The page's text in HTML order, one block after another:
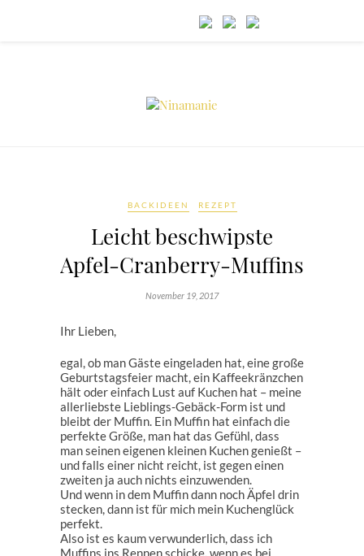
BACKIDEEN REZEPT
Leicht beschwipste
Apfel-Cranberry-Muffins
November 19, 2017
Ihr Lieben,
egal, ob man Gäste eingeladen hat, eine große
Geburtstagsfeier macht, ein Kaffeekränzchen
hält oder einfach Lust auf Kuchen hat – meine
allerliebste Lieblings-Gebäck-Form ist und
bleibt der Muffin. Ein Muffin hat einfach die
perfekte Größe, man hat das Gefühl, dass
man seinen eigenen kleinen Kuchen genießt –
und falls einer nicht reicht, ist gegen einen
zweiten ja auch nichts einzuwenden.
Und wenn in dem Muffin dann noch Äpfel drin
stecken, dann ist für mich mein Kuchenglück
perfekt.
Also ist es kaum verwunderlich, dass ich
Muffins ins Rennen schicke, wenn es bei